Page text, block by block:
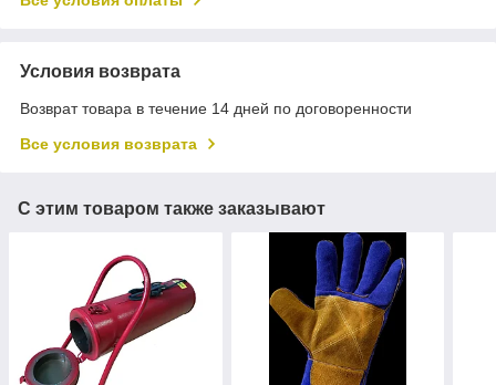
Условия возврата
Возврат товара в течение 14 дней по договоренности
Все условия возврата
С этим товаром также заказывают